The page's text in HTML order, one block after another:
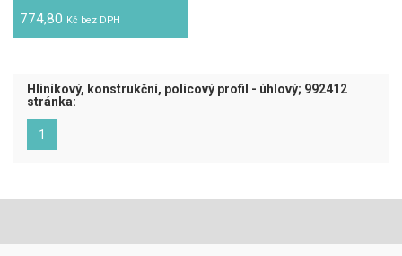
774,80 Kč bez DPH
Hliníkový, konstrukční, policový profil - úhlový; 992412
stránka:
1